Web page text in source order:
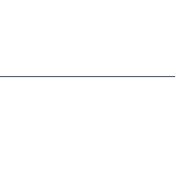
Ästhetik und
intelligenten
bis
während die